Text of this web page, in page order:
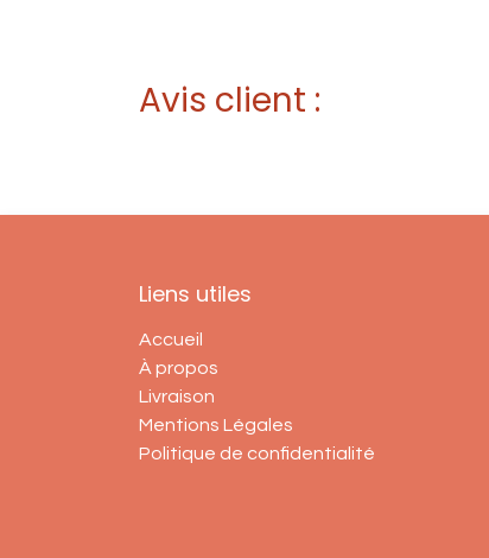
Avis client :
Liens utiles
Accueil
À propos
Livraison
Mentions Légales
Politique de confidentialité